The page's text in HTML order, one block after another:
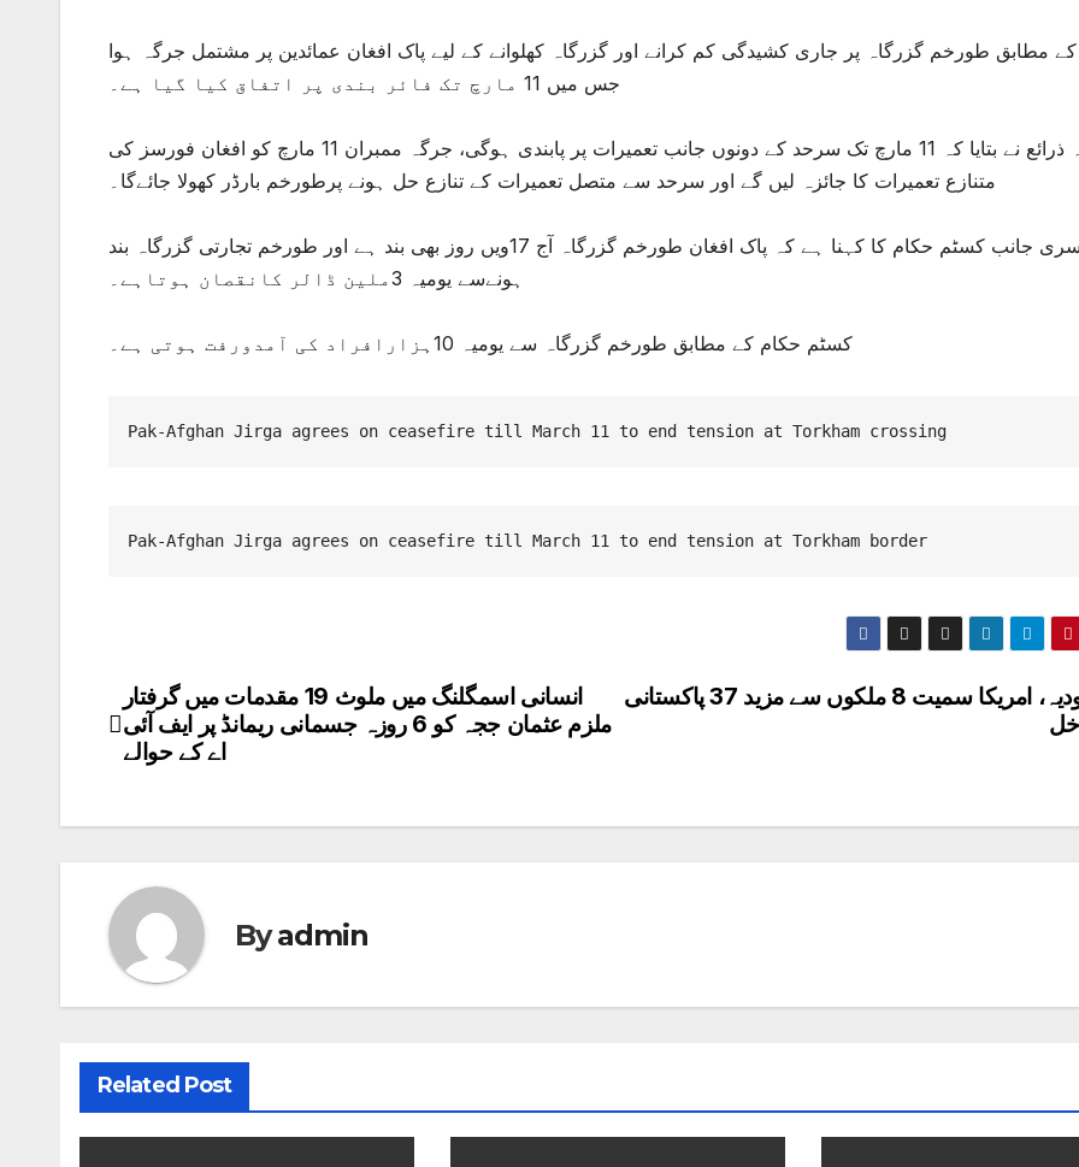
کے مطابق طورخم گزرگاہ پر جاری کشیدگی کم کرانے اور گزرگاہ کھلوانے کے لیے پاک افغان عمائدین پر مشتمل جرگہ ہوا
جس میں 11 مارچ تک فائر بندی پر اتفاق کیا گیا ہے۔
جرگہ ذرائع نے بتایا کہ 11 مارچ تک سرحد کے دونوں جانب تعمیرات پر پابندی ہوگی، جرگہ ممبران 11 مارچ کو افغان فورسز کی
متنازع تعمیرات کا جائزہ لیں گے اور سرحد سے متصل تعمیرات کے تنازع حل ہونے پرطورخم بارڈر کھولا جائےگا۔
دوسری جانب کسٹم حکام کا کہنا ہے کہ پاک افغان طورخم گزرگاہ آج 17ویں روز بھی بند ہے اور طورخم تجارتی گزرگاہ بند
ہونےسے یومیہ 3ملین ڈالر کانقصان ہوتاہے۔
کسٹم حکام کے مطابق طورخم گزرگاہ سے یومیہ 10ہزارافراد کی آمدورفت ہوتی ہے۔
Pak-Afghan Jirga agrees on ceasefire till March 11 to end tension at Torkham crossing
Pak-Afghan Jirga agrees on ceasefire till March 11 to end tension at Torkham border
Post
navigation
سعودیہ، امریکا سمیت 8 ملکوں سے مزید 37 پاکستانی
انسانی اسمگلنگ میں ملوث 19 مقدمات میں گرفتار
ملزم عثمان ججہ کو 6 روزہ جسمانی ریمانڈ پر ایف آئی
اے کے حوالے
Byadmin
Related Post